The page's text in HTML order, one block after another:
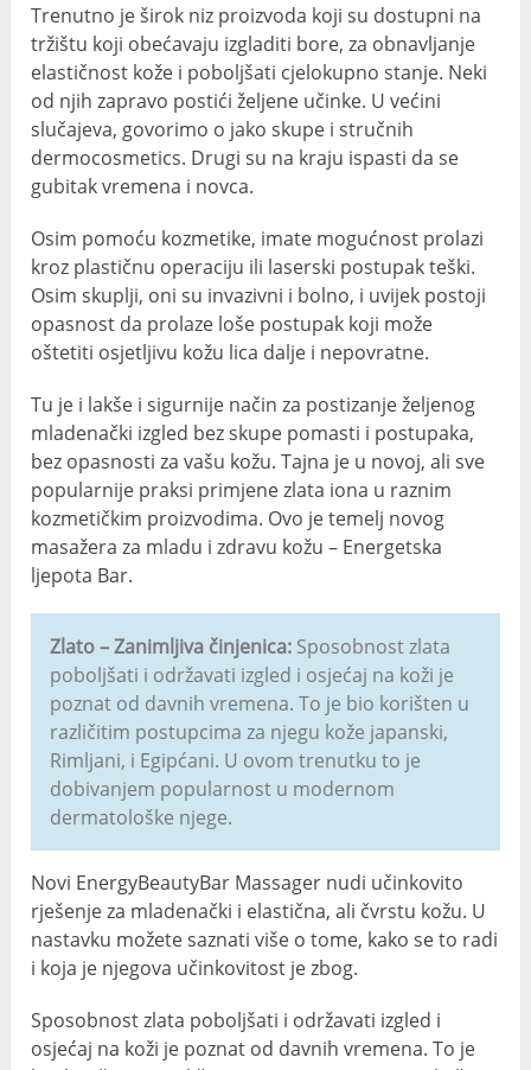
Trenutno je širok niz proizvoda koji su dostupni na
tržištu koji obećavaju izgladiti bore, za obnavljanje
elastičnost kože i poboljšati cjelokupno stanje. Neki
od njih zapravo postići željene učinke. U većini
slučajeva, govorimo o jako skupe i stručnih
dermocosmetics. Drugi su na kraju ispasti da se
gubitak vremena i novca.
Osim pomoću kozmetike, imate mogućnost prolazi
kroz plastičnu operaciju ili laserski postupak teški.
Osim skuplji, oni su invazivni i bolno, i uvijek postoji
opasnost da prolaze loše postupak koji može
oštetiti osjetljivu kožu lica dalje i nepovratne.
Tu je i lakše i sigurnije način za postizanje željenog
mladenački izgled bez skupe pomasti i postupaka,
bez opasnosti za vašu kožu. Tajna je u novoj, ali sve
popularnije praksi primjene zlata iona u raznim
kozmetičkim proizvodima. Ovo je temelj novog
masažera za mladu i zdravu kožu – Energetska
ljepota Bar.
Zlato – Zanimljiva činjenica: Sposobnost zlata
poboljšati i održavati izgled i osjećaj na koži je
poznat od davnih vremena. To je bio korišten u
različitim postupcima za njegu kože japanski,
Rimljani, i Egipćani. U ovom trenutku to je
dobivanjem popularnost u modernom
dermatološke njege.
Novi EnergyBeautyBar Massager nudi učinkovito
rješenje za mladenački i elastična, ali čvrstu kožu. U
nastavku možete saznati više o tome, kako se to radi
i koja je njegova učinkovitost je zbog.
Sposobnost zlata poboljšati i održavati izgled i
osjećaj na koži je poznat od davnih vremena. To je